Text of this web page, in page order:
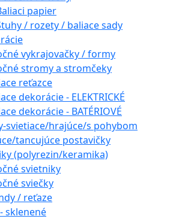
papier
/ rozety / baliace sady
vykrajovačky / formy
stromy a stromčeky
reťazce
dekorácie - ELEKTRICKÉ
dekorácie - BATÉRIOVÉ
svietiace/hrajúce/s pohybom
tancujúce postavičky
(polyrezin/keramika)
svietniky
sviečky
/ reťaze
sklenené